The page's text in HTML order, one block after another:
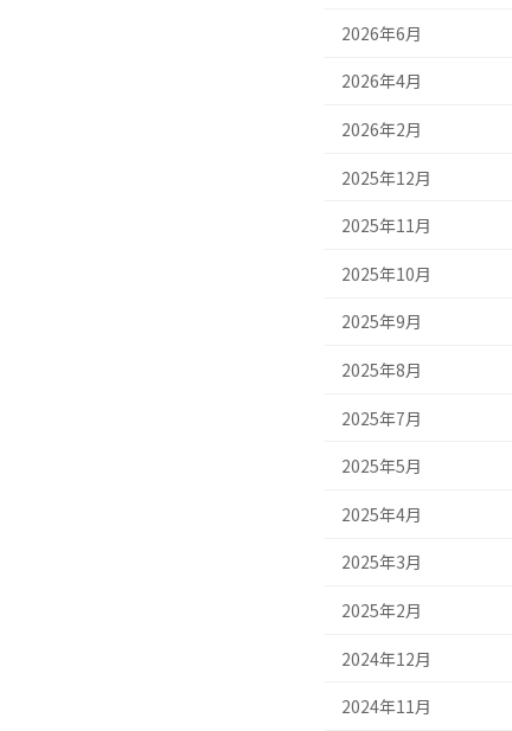
2026年6月
2026年4月
2026年2月
2025年12月
2025年11月
2025年10月
2025年9月
2025年8月
2025年7月
2025年5月
2025年4月
2025年3月
2025年2月
2024年12月
2024年11月